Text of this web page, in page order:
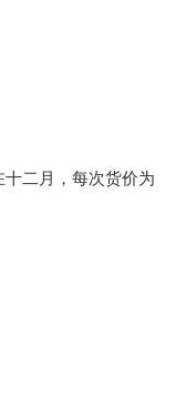
二月，每次货价为